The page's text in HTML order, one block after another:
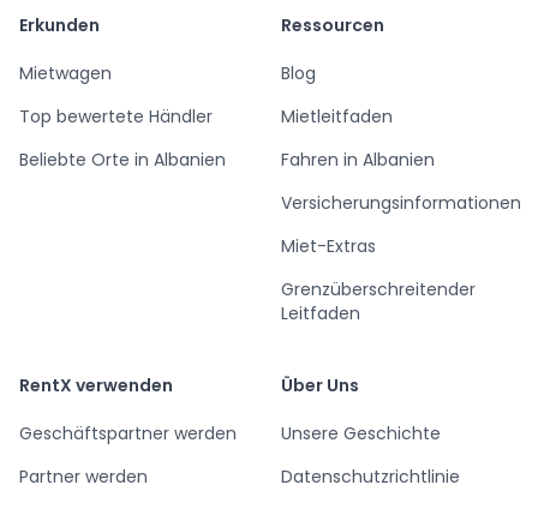
Erkunden
Mietwagen
Top bewertete Händler
Beliebte Orte in Albanien
Ressourcen
Blog
Mietleitfaden
Fahren in Albanien
Versicherungsinformationen
Miet-Extras
Grenzüberschreitender
Leitfaden
RentX verwenden
Geschäftspartner werden
Partner werden
Über Uns
Unsere Geschichte
Datenschutzrichtlinie